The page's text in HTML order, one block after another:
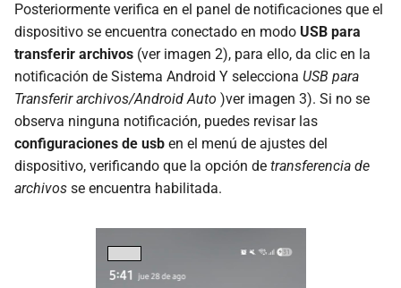
Posteriormente verifica en el panel de notificaciones que el
dispositivo se encuentra conectado en modo USB para
transferir archivos (ver imagen 2), para ello, da clic en la
notificación de Sistema Android Y selecciona USB para
Transferir archivos/Android Auto )ver imagen 3). Si no se
observa ninguna notificación, puedes revisar las
configuraciones de usb en el menú de ajustes del
dispositivo, verificando que la opción de transferencia de
archivos se encuentra habilitada.